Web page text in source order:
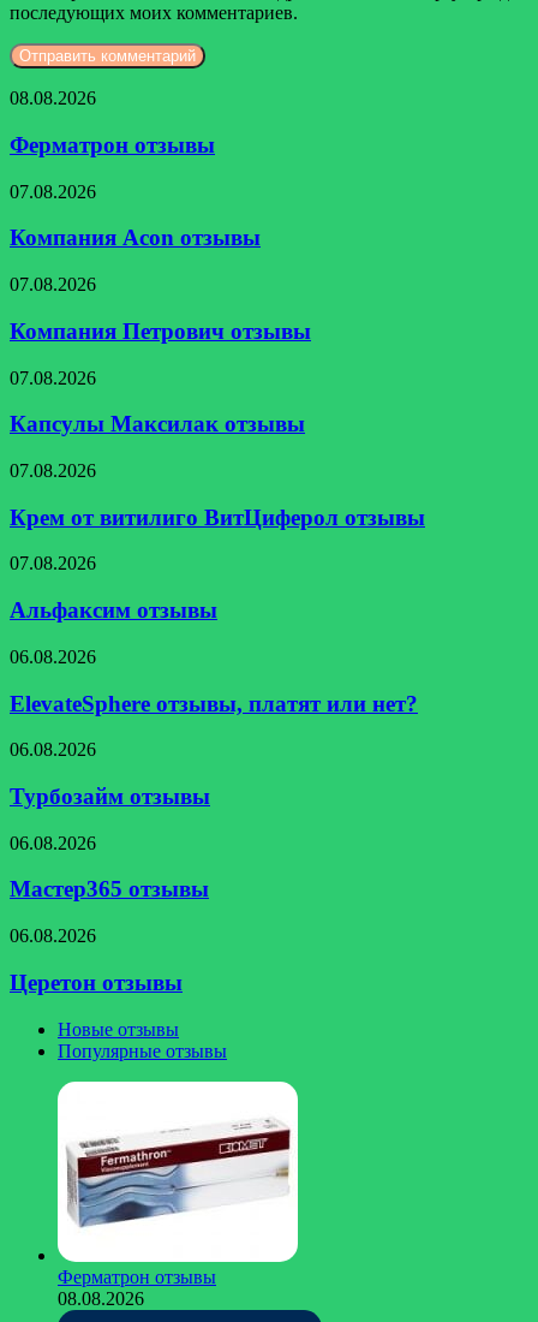
последующих моих комментариев.
Ферматрон
08.08.2026
Ферматрон отзывы
Компания
отзывы
07.08.2026
Компания Acon отзывы
Компания
отзывы
07.08.2026
Компания Петрович отзывы
Капсулы
отзывы
07.08.2026
Капсулы Максилак отзывы
Крем
витилиго
ВитЦиферол
отзывы
07.08.2026
Крем от витилиго ВитЦиферол отзывы
Альфаксим
07.08.2026
Альфаксим отзывы
ElevateSphere
платят
или
нет?
06.08.2026
ElevateSphere отзывы, платят или нет?
Турбозайм
06.08.2026
Турбозайм отзывы
Мастер365
06.08.2026
Мастер365 отзывы
Церетон
06.08.2026
Церетон отзывы
Новые отзывы
Популярные отзывы
Ферматрон отзывы
08.08.2026